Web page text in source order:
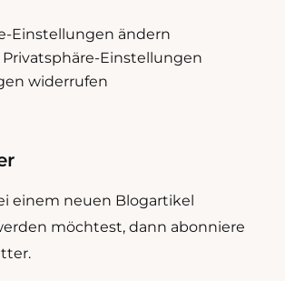
Einstellungen ändern
Einstellungen
widerrufen
einem neuen Blogartikel
möchtest, dann abonniere